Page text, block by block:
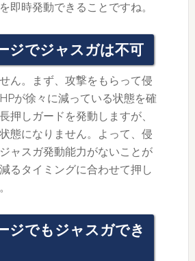
即時発動できることですね。
ジでジャスガは不可
ん。まず、攻撃をもらって侵
が徐々に減っている状態を確
押しガードを発動しますが、
態になりません。よって、侵
ャスガ発動能力がないことが
るタイミングに合わせて押し
ジでもジャスガでき